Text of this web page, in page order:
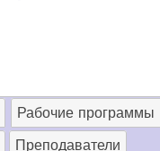
Рабочие
Преподаватели